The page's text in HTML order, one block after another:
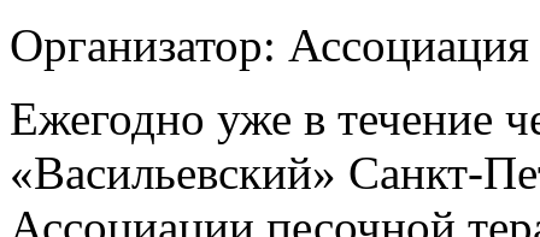
Организатор:
Ежегодно уже в течение
«Васильевский» Санкт-